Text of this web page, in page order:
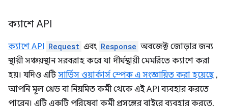
ক্যাশে API
ক্যাশে API Request এবং Response অবজেক্ট জোড়ার জন্য
স্থায়ী সঞ্চয়স্থান সরবরাহ করে যা দীর্ঘস্থায়ী মেমরিতে ক্যাশে করা
হয়। যদিও এটিসার্ভিস ওয়ার্কার্স স্পেক এ সংজ্ঞায়িত করা হয়েছে,
আপনি মূল থ্রেড বা নিয়মিত কর্মী থেকে এই API ব্যবহার করতে
পারেন। এটি একটি পরিষেবা কর্মী প্রসঙ্গের বাইরে ব্যবহার করতে,